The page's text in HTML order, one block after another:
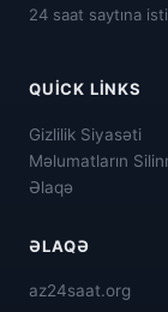
24 saat saytına
QUICK LINKS
Gizlilik Siyasəti
Məlumatların
Əlaqə
ƏLAQƏ
az24saat.org